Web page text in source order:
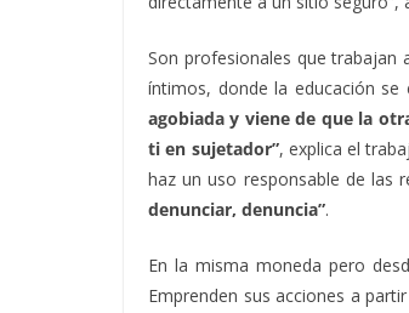
Son profesionales que trabajan
íntimos, donde la educación
agobiada y viene de que la
ti en sujetador”, explica el
haz un uso responsable de las
denunciar, denuncia”.
En la misma moneda pero
Emprenden sus acciones a